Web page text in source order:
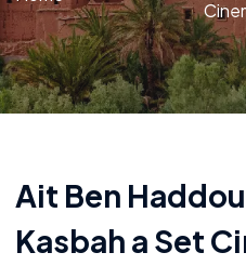
Ait Ben
Kasbah a Set